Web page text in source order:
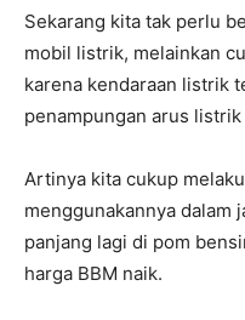
Sekarang kita tak perlu
mobil listrik, melainkan
karena kendaraan listrik
penampungan arus listrik
Artinya kita cukup
menggunakannya dalam
panjang lagi di pom
harga BBM naik.